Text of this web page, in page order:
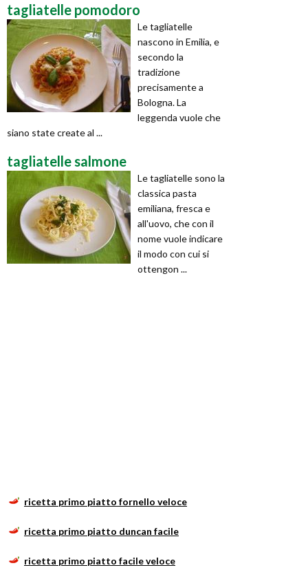
tagliatelle pomodoro
Le tagliatelle
nascono in Emilia, e
secondo la
tradizione
precisamente a
Bologna. La
leggenda vuole che
siano state create al ...
tagliatelle salmone
Le tagliatelle sono la
classica pasta
emiliana, fresca e
all'uovo, che con il
nome vuole indicare
il modo con cui si
ottengon ...
ricetta primo piatto fornello veloce
ricetta primo piatto duncan facile
ricetta primo piatto facile veloce